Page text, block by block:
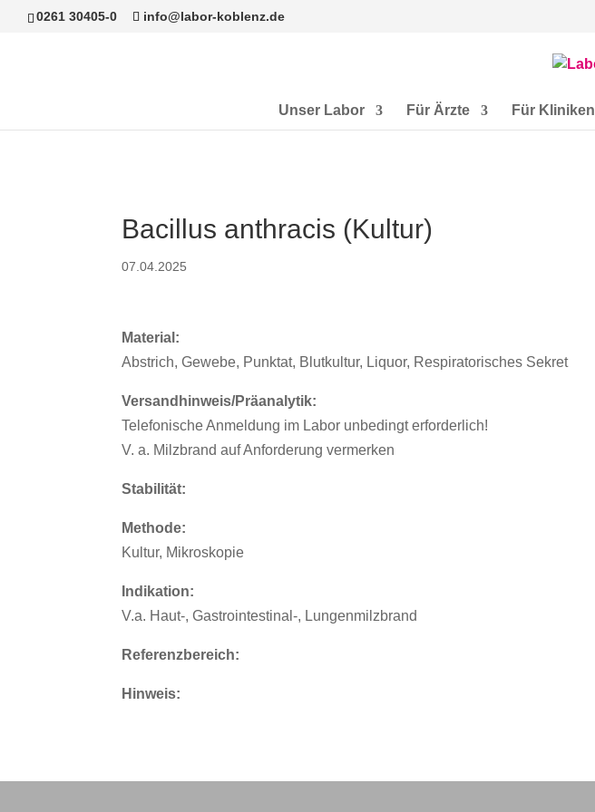
0261 30405-0 info@labor-koblenz.de
Unser Labor Für Ärzte Für Kliniken
Bacillus anthracis (Kultur)
07.04.2025
Material:
Abstrich, Gewebe, Punktat, Blutkultur, Liquor, Respiratorisches Sekret
Versandhinweis/Präanalytik:
Telefonische Anmeldung im Labor unbedingt erforderlich!
V. a. Milzbrand auf Anforderung vermerken
Stabilität:
Methode:
Kultur, Mikroskopie
Indikation:
V.a. Haut-, Gastrointestinal-, Lungenmilzbrand
Referenzbereich:
Hinweis: